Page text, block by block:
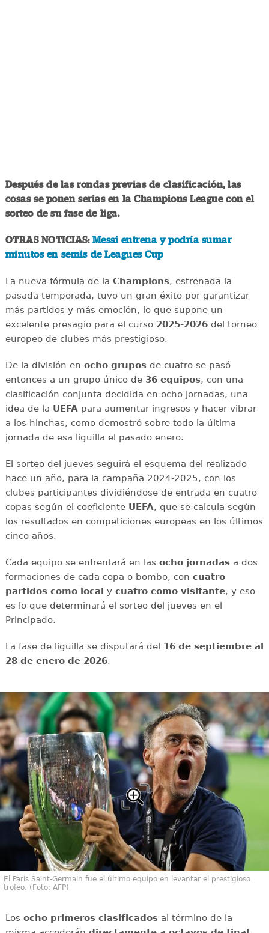
Después de las rondas previas de clasificación, las
cosas se ponen serias en la Champions League con el
sorteo de su fase de liga.
OTRAS NOTICIAS: Messi entrena y podría sumar
minutos en semis de Leagues Cup
La nueva fórmula de la Champions, estrenada la
pasada temporada, tuvo un gran éxito por garantizar
más partidos y más emoción, lo que supone un
excelente presagio para el curso 2025-2026del torneo
europeo de clubes más prestigioso.
De la división en ocho gruposde cuatro se pasó
entonces a un grupo único de 36 equipos, con una
clasificación conjunta decidida en ocho jornadas, una
idea de la UEFApara aumentar ingresos y hacer vibrar
a los hinchas, como demostró sobre todo la última
jornada de esa liguilla el pasado enero.
El sorteo del jueves seguirá el esquema del realizado
hace un año, para la campaña 2024-2025, con los
clubes participantes dividiéndose de entrada en cuatro
copas según el coeficiente UEFA, que se calcula según
los resultados en competiciones europeas en los últimos
cinco años.
Cada equipo se enfrentará en las ocho jornadasa dos
formaciones de cada copa o bombo, con cuatro
partidos como local y cuatro como visitante, y eso
es lo que determinará el sorteo del jueves en el
Principado.
La fase de liguilla se disputará del 16 de septiembre al
28 de enero de 2026.
El Paris Saint-Germain fue el último equipo en levantar el prestigioso
trofeo. (Foto: AFP)
Los ocho primeros clasificadosal término de la